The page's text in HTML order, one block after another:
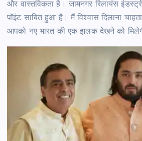
और वास्तविकता है। जामनगर रिलायंस
पॉइंट साबित हुआ है। मैं विश्वास दिलाना
आपको नए भारत की एक झलक देखने को